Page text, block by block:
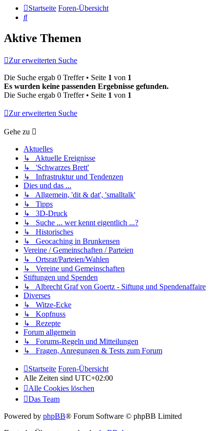
Startseite Foren-Übersicht
Suche
Aktive Themen
Zur erweiterten Suche
Die Suche ergab 0 Treffer • Seite 1 von 1
Es wurden keine passenden Ergebnisse gefunden.
Die Suche ergab 0 Treffer • Seite 1 von 1
Zur erweiterten Suche
Gehe zu
Aktuelles
↳ Aktuelle Ereignisse
↳ 'Schwarzes Brett'
↳ Infrastruktur und Tendenzen
Dies und das ...
↳ Allgemein, 'dit & dat', 'smalltalk'
↳ Tipps
↳ 3D-Druck
↳ Suche ... wer kennt eigentlich ...?
↳ Historisches
↳ Geocaching in Brunkensen
Vereine / Gemeinschaften / Parteien
↳ Ortsrat/Parteien/Wahlen
↳ Vereine und Gemeinschaften
Stiftungen und Spenden
↳ Albrecht Graf von Goertz - Siftung und Spendenaffaire
Diverses
↳ Witze-Ecke
↳ Kopfnuss
↳ Rezepte
Forum allgemein
↳ Forums-Regeln und Mitteilungen
↳ Fragen, Anregungen & Tests zum Forum
Startseite Foren-Übersicht
Alle Zeiten sind UTC+02:00
Alle Cookies löschen
Das Team
Powered by phpBB® Forum Software © phpBB Limited